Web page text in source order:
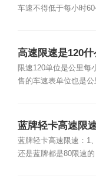
车速不得低于每小时
高速限速是120
限速120单位是公里每
售的车速表单位也是公
蓝牌轻卡高速限
蓝牌轻卡高速限速：1
还是蓝牌都是80限速的